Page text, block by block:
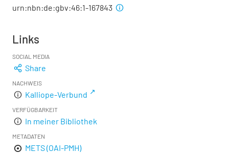
urn:nbn:de:gbv:46:1-167843
Links
SOCIAL MEDIA
Share
NACHWEIS
Kalliope-Verbund
VERFÜGBARKEIT
In meiner Bibliothek
METADATEN
METS (OAI-PMH)